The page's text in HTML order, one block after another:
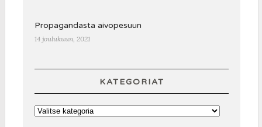
Propagandasta aivopesuun
14 joulukuun, 2021
KATEGORIAT